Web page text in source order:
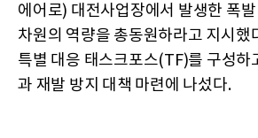
에어로) 대전사업장에서 발생한 폭
차원의 역량을 총동원하라고 지시했
특별 대응 태스크포스(TF)를 구성하
과 재발 방지 대책 마련에 나섰다.